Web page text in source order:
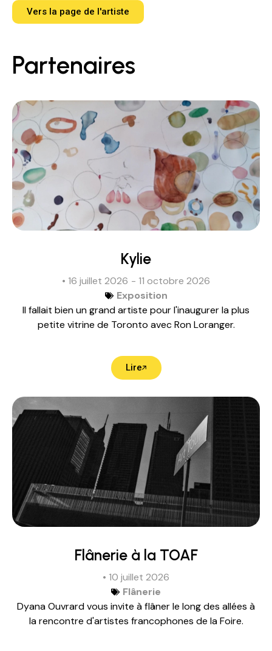
Vers la page de l'artiste
Partenaires
Kylie
• 16 juillet 2026 - 11 octobre 2026
Exposition
Il fallait bien un grand artiste pour l'inaugurer la plus
petite vitrine de Toronto avec Ron Loranger.
Lire
Flânerie à la TOAF
• 10 juillet 2026
Flânerie
Dyana Ouvrard vous invite à flâner le long des allées à
la rencontre d'artistes francophones de la Foire.